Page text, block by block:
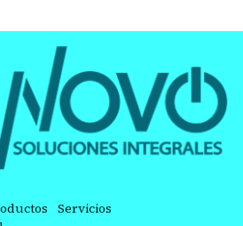
Servicios